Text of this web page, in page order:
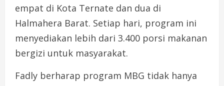
empat di Kota Ternate dan dua di
Halmahera Barat. Setiap hari, program ini
menyediakan lebih dari 3.400 porsi makanan
bergizi untuk masyarakat.
Fadly berharap program MBG tidak hanya